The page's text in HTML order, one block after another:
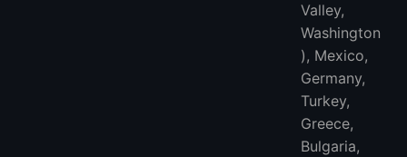
Valley,
Washington
), Mexico,
Germany,
Turkey,
Greece,
Bulgaria,